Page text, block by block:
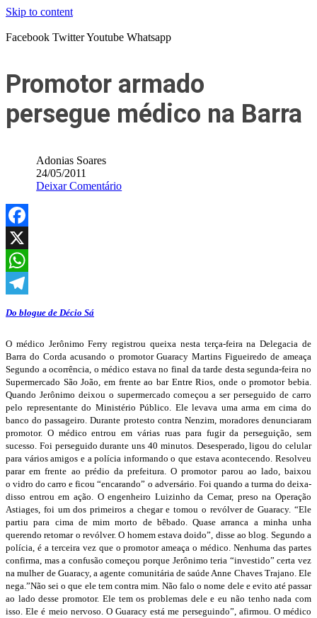
Skip to content
Facebook TwitterYoutube Whatsapp
Promotor armado
persegue médico na Barra
Adonias Soares
24/05/2011
Deixar Comentário
Facebook
X
WhatsApp
Do blogue de Décio Sá
O médico Jerônimo Ferry registrou queixa nesta terça-feira na Delegacia de
Barra do Corda acusando o promotor Guaracy Martins Figueiredo de ameaça
Segundo a ocorrência, o médico estava no final da tarde desta segunda-feira no
Supermercado São João, em frente ao bar Entre Rios, onde o promotor bebia.
Quando Jerônimo deixou o supermercado começou a ser perseguido de carro
pelo representante do Ministério Público. Ele levava uma arma em cima do
banco do passageiro. Durante protesto contra Nenzim, moradores denunciaram
promotor. O médico entrou em várias ruas para fugir da perseguição, sem
sucesso. Foi perseguido durante uns 40 minutos. Desesperado, ligou do celular
para vários amigos e a polícia informando o que estava acontecendo. Resolveu
parar em frente ao prédio da prefeitura. O promotor parou ao lado, baixou
o vidro do carro e ficou “encarando” o adversário. Foi quando a turma do deixa-
disso entrou em ação. O engenheiro Luizinho da Cemar, preso na Operação
Astiages, foi um dos primeiros a chegar e tomou o revólver de Guaracy. “Ele
partiu para cima de mim morto de bêbado. Quase arranca a minha unha
querendo retomar o revólver. O homem estava doido”, disse ao blog. Segundo a
polícia, é a terceira vez que o promotor ameaça o médico. Nenhuma das partes
confirma, mas a confusão começou porque Jerônimo teria “investido” certa vez
na mulher de Guaracy, a agente comunitária de saúde Anne Chaves Trajano. Ele
nega.”Não sei o que ele tem contra mim. Não falo o nome dele e evito até passar
ao lado desse promotor. Ele tem os problemas dele e eu não tenho nada com
isso. Ele é meio nervoso. O Guaracy está me perseguindo”, afirmou. O médico